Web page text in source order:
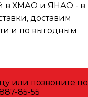
в ХМАО и ЯНАО - в
доставим
и по выгодным
или позвоните по
85-55